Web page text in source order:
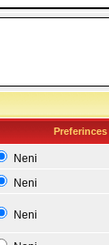
Preferinces
Neni
Neni
Neni